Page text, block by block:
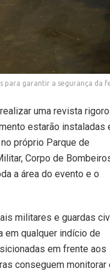
para garantir a segurança da
uma revista
estarão instaladas
próprio Parque de
Corpo de
a área do evento e o
militares e guardas
em qualquer indício de
em frente aos
conseguem monitorar